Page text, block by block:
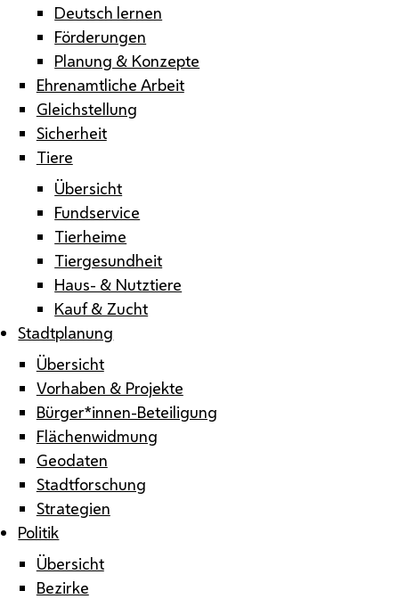
Deutsch lernen
Förderungen
Planung & Konzepte
Ehrenamtliche Arbeit
Gleichstellung
Sicherheit
Tiere
Übersicht
Fundservice
Tierheime
Tiergesundheit
Haus- & Nutztiere
Kauf & Zucht
Stadtplanung
Übersicht
Vorhaben & Projekte
Bürger*innen-Beteiligung
Flächenwidmung
Geodaten
Stadtforschung
Strategien
Politik
Übersicht
Bezirke